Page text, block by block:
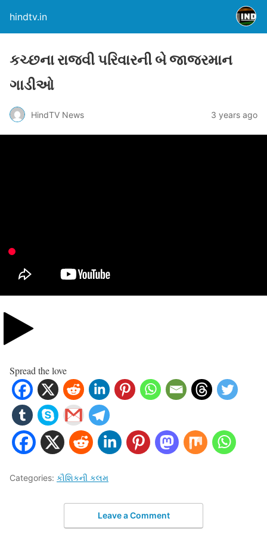
hindtv.in
કચ્છના રાજવી પરિવારની બે જાજરમાન
ગાડીઓ
HindTV News 3 years ago
Spread the love
Categories: કૌશિકની કલમ
Leave a Comment